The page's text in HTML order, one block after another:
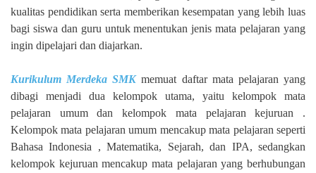
kualitas pendidikan serta memberikan kesempatan yang lebih luas
bagi siswa dan guru untuk menentukan jenis mata pelajaran yang
ingin dipelajari dan diajarkan.
Kurikulum Merdeka SMKmemuat daftar mata pelajaran yang
dibagi menjadi dua kelompok utama, yaitu kelompok mata
pelajaran umum dan kelompok mata pelajaran kejuruan .
Kelompok mata pelajaran umum mencakup mata pelajaran seperti
Bahasa Indonesia , Matematika, Sejarah, dan IPA, sedangkan
kelompok kejuruan mencakup mata pelajaran yang berhubungan